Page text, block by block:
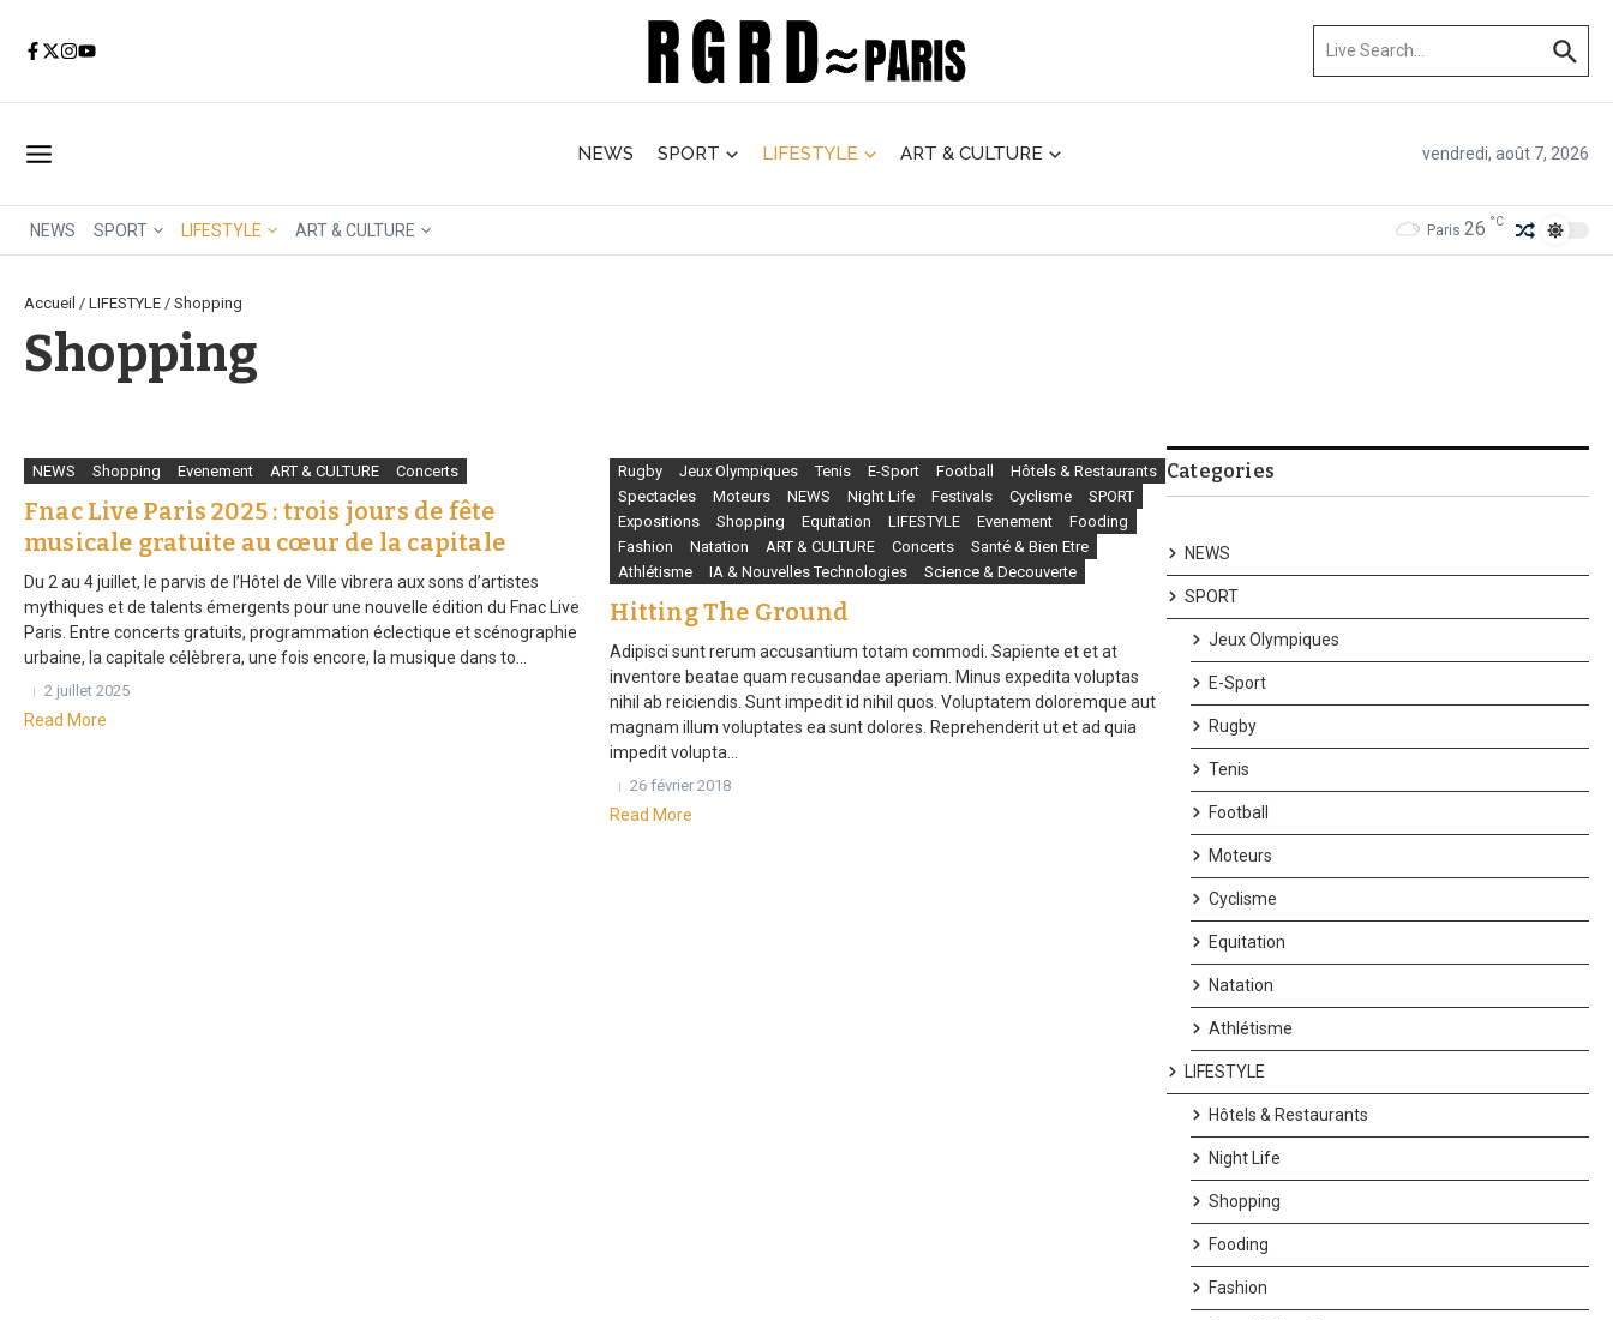
NEWS SPORT LIFESTYLE ART & CULTURE vendredi, août 7, 2026
NEWS SPORT LIFESTYLE ART & CULTURE Paris 26 °C
Accueil / LIFESTYLE / Shopping
Shopping
NEWS Shopping Evenement ART & CULTURE Concerts
Fnac Live Paris 2025 : trois jours de fête
musicale gratuite au cœur de la capitale
Du 2 au 4 juillet, le parvis de l’Hôtel de Ville vibrera aux sons d’artistes
mythiques et de talents émergents pour une nouvelle édition du Fnac Live
Paris. Entre concerts gratuits, programmation éclectique et scénographie
urbaine, la capitale célèbrera, une fois encore, la musique dans to...
2 juillet 2025
Read More
Rugby Jeux Olympiques Tenis E-Sport Football
Hôtels & Restaurants
Spectacles
Moteurs NEWS Night Life Festivals Cyclisme
SPORT
Expositions
Shopping Equitation LIFESTYLE Evenement
Fooding
Fashion
Natation ART & CULTURE Concerts
Santé & Bien Etre
Athlétisme
IA & Nouvelles Technologies Science & Decouverte
Hitting The Ground
Adipisci sunt rerum accusantium totam commodi. Sapiente et et at
inventore beatae quam recusandae aperiam. Minus expedita voluptas
nihil ab reiciendis. Sunt impedit id nihil quos. Voluptatem doloremque aut
magnam illum voluptates ea sunt dolores. Reprehenderit ut et ad quia
impedit volupta...
26 février 2018
Read More
Categories
NEWS
SPORT
Jeux Olympiques
E-Sport
Rugby
Tenis
Football
Moteurs
Cyclisme
Equitation
Natation
Athlétisme
LIFESTYLE
Hôtels & Restaurants
Night Life
Shopping
Fooding
Fashion